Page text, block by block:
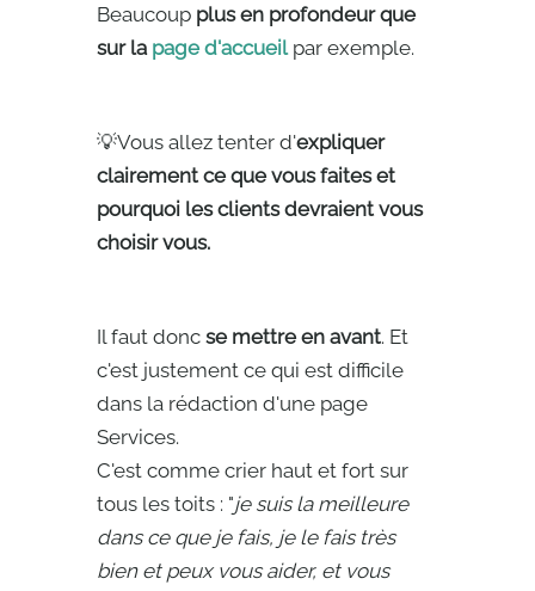
Beaucoup plus en profondeur que
sur la page d'accueilpar exemple.
💡Vous allez tenter d'expliquer
clairement ce que vous faites et
pourquoi les clients devraient vous
choisir vous.
Il faut donc se mettre en avant. Et
c'est justement ce qui est difficile
dans la rédaction d'une page
Services.
C'est comme crier haut et fort sur
tous les toits : "je suis la meilleure
dans ce que je fais, je le fais très
bien et peux vous aider, et vous